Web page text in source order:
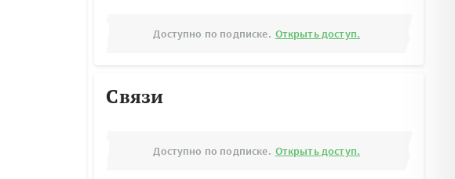
Доступно по подписке. Открыть доступ.
Связи
Доступно по подписке. Открыть доступ.